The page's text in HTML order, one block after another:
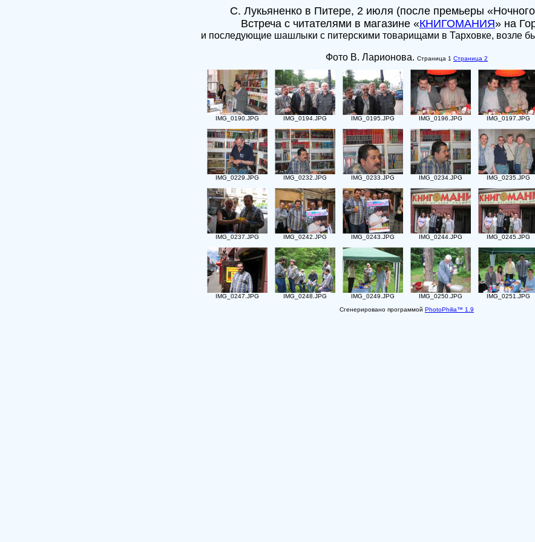
С. Лукьяненко в Питере, 2 июля (после премьеры
Встреча с читателями в магазине «КНИГОМАНИЯ» на
и последующие шашлыки с питерскими товарищами в Тарховке, возле
Фото В. Ларионова. Страница 1 Страница 2
IMG_0190.JPG IMG_0194.JPG IMG_0195.JPG IMG_0196.JPG IMG_0197.JPG
IMG_0229.JPG IMG_0232.JPG IMG_0233.JPG IMG_0234.JPG IMG_0235.JPG
IMG_0237.JPG IMG_0242.JPG IMG_0243.JPG IMG_0244.JPG IMG_0245.JPG
IMG_0247.JPG IMG_0248.JPG IMG_0249.JPG IMG_0250.JPG IMG_0251.JPG
Сгенерировано программой PhotoPhilia™ 1.9